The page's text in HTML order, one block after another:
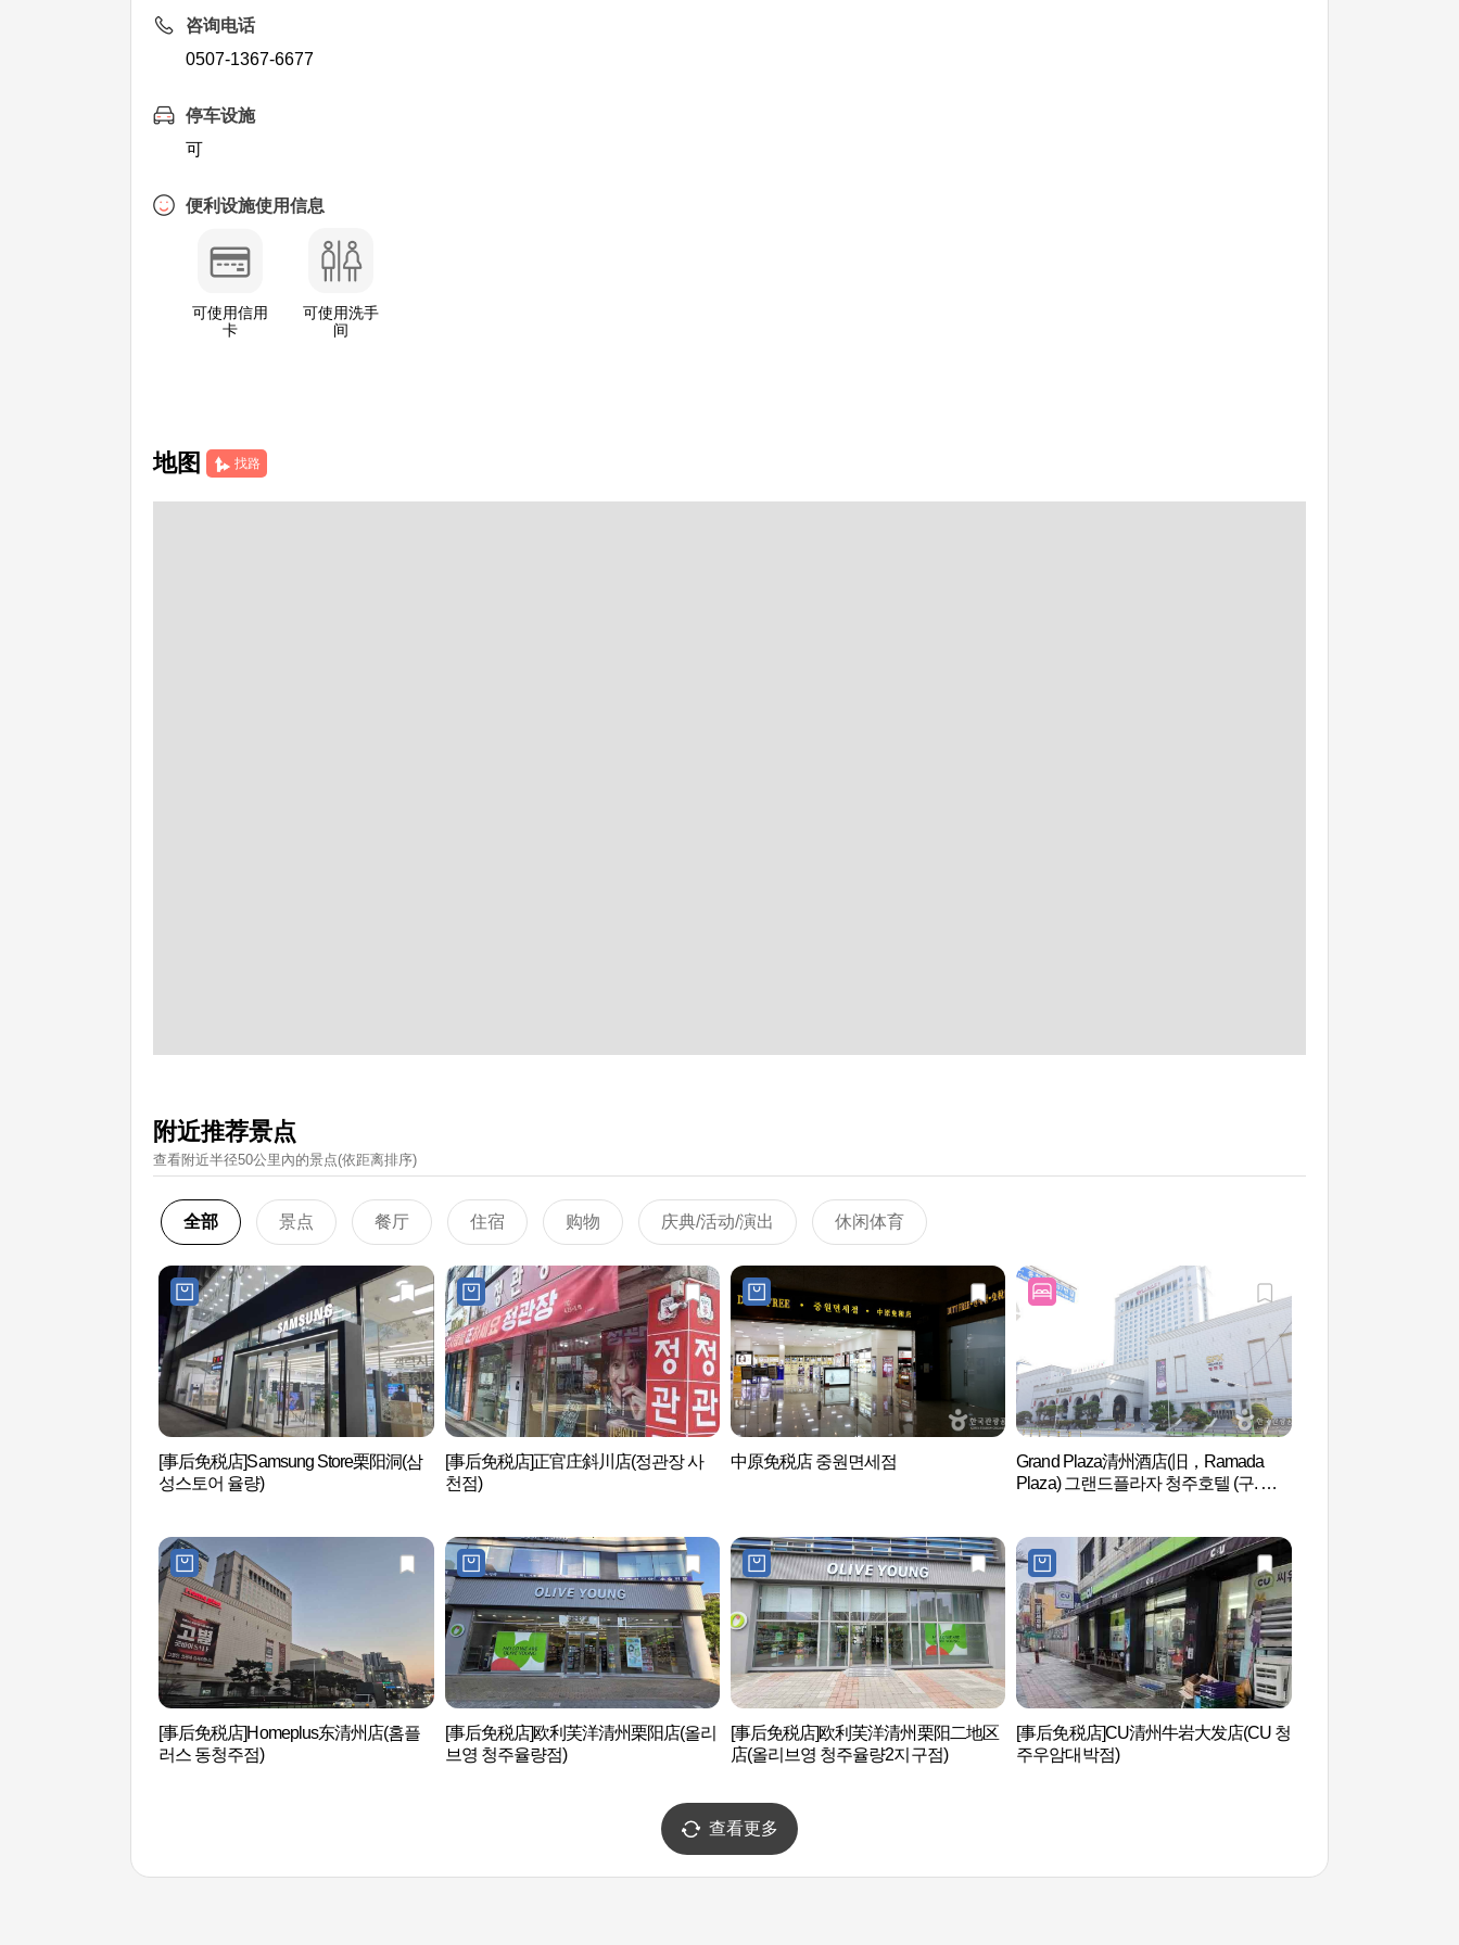
咨询电话
0507-1367-6677
停车设施
可
便利设施使用信息
可使用信用
卡
可使用洗手
间
地图 找路
附近推荐景点
查看附近半径50公里內的景点(依距离排序)
全部 景点 餐厅 住宿 购物 庆典/活动/演出 休闲体育
[事后免税店]Samsung Store栗阳洞(삼
성스토어 율량)
[事后免税店]正官庄斜川店(정관장 사
천점)
中原免税店 중원면세점
Grand Plaza清州酒店(旧，Ramada
Plaza) 그랜드플라자 청주호텔 (구. 라
[事后免税店]Homeplus东清州店(홈플
러스 동청주점)
[事后免税店]欧利芙洋清州栗阳店(올리
브영 청주율량점)
[事后免税店]欧利芙洋清州栗阳二地区
店(올리브영 청주율량2지구점)
[事后免税店]CU清州牛岩大发店(CU 청
주우암대박점)
查看更多